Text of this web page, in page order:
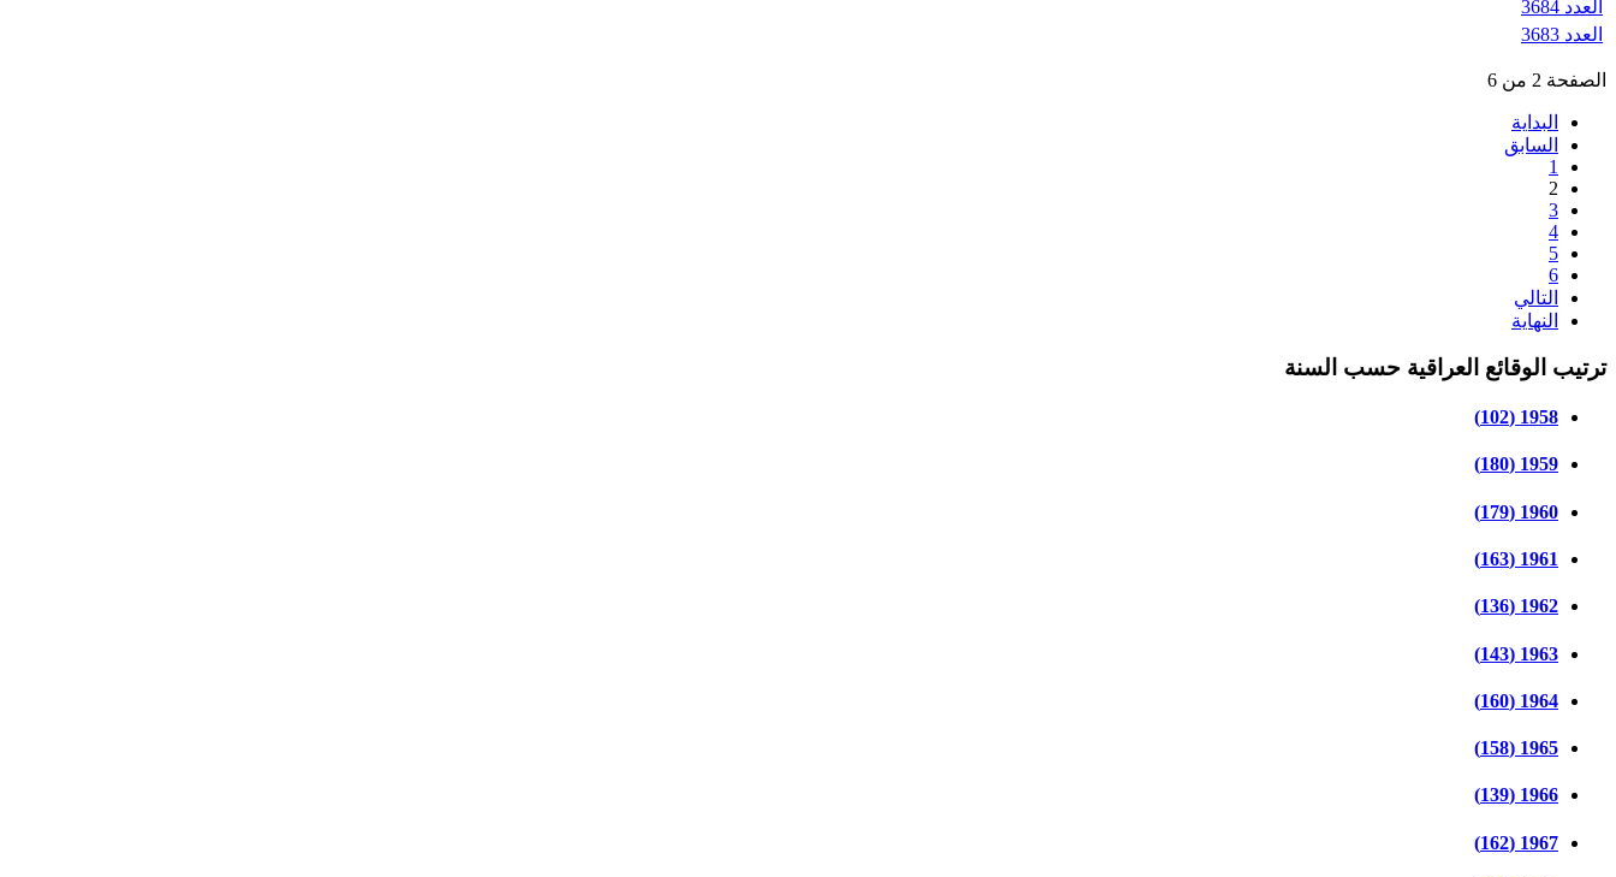
العدد 3684
العدد 3683
الصفحة 2 من 6
البداية
السابق
1
2
3
4
5
6
التالي
النهاية
ترتيب الوقائع العراقية حسب السنة
1958 (102)
1959 (180)
1960 (179)
1961 (163)
1962 (136)
1963 (143)
1964 (160)
1965 (158)
1966 (139)
1967 (162)